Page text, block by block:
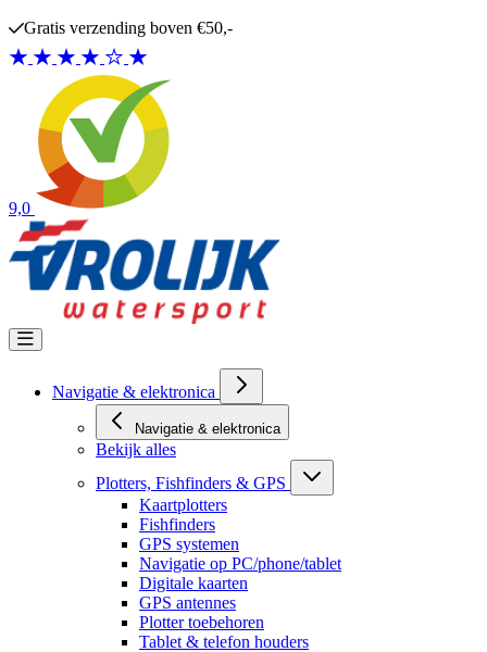
Imray producten gratis verzonden
9,0
Navigatie & elektronica
Navigatie & elektronica
Bekijk alles
Plotters, Fishfinders & GPS
Kaartplotters
Fishfinders
GPS systemen
Navigatie op PC/phone/tablet
Digitale kaarten
GPS antennes
Plotter toebehoren
Tablet & telefon houders